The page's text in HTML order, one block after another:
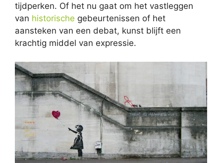
tijdperken. Of het nu gaat om het vastleggen
van historische gebeurtenissen of het
aansteken van een debat, kunst blijft een
krachtig middel van expressie.